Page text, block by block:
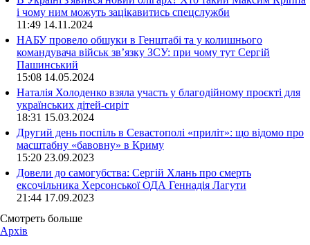
і чому ним можуть зацікавитись спецслужби
11:49 14.11.2024
НАБУ провело обшуки в Генштабі та у колишнього
командувача військ зв’язку ЗСУ: при чому тут Сергій
Пашинський
15:08 14.05.2024
Наталія Холоденко взяла участь у благодійному проєкті для
українських дітей-сиріт
18:31 15.03.2024
Другий день поспіль в Севастополі «приліт»: що відомо про
масштабну «бавовну» в Криму
15:20 23.09.2023
Довели до самогубства: Сергій Хлань про смерть
ексочільника Херсонської ОДА Геннадія Лагути
21:44 17.09.2023
Смотреть больше
Архів